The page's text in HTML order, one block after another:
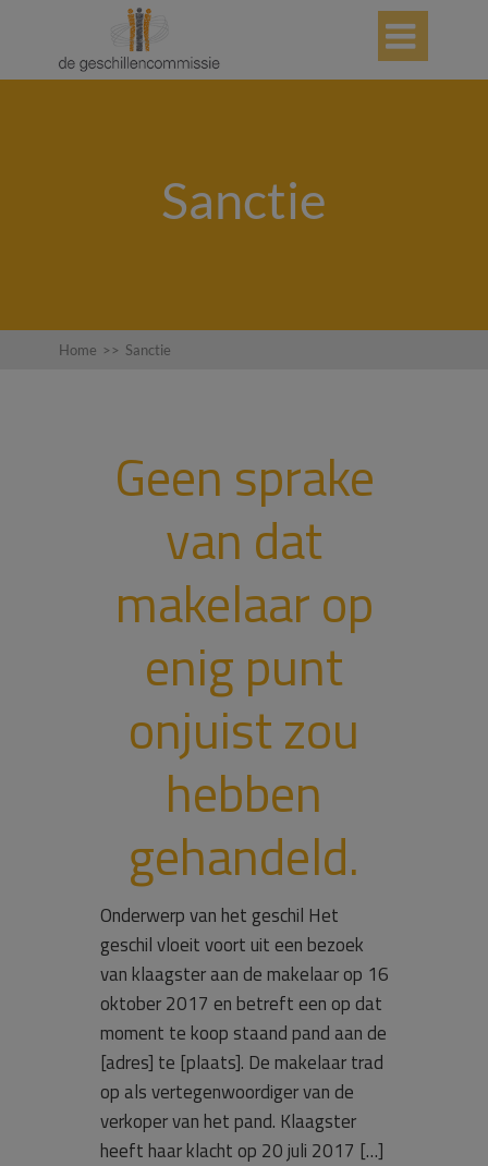

Sanctie
Home >> Sanctie
Geen sprake
van dat
makelaar op
enig punt
onjuist zou
hebben
gehandeld.
Onderwerp van het geschil Het
geschil vloeit voort uit een bezoek
van klaagster aan de makelaar op 16
oktober 2017 en betreft een op dat
moment te koop staand pand aan de
[adres] te [plaats]. De makelaar trad
op als vertegenwoordiger van de
verkoper van het pand. Klaagster
heeft haar klacht op 20 juli 2017 […]